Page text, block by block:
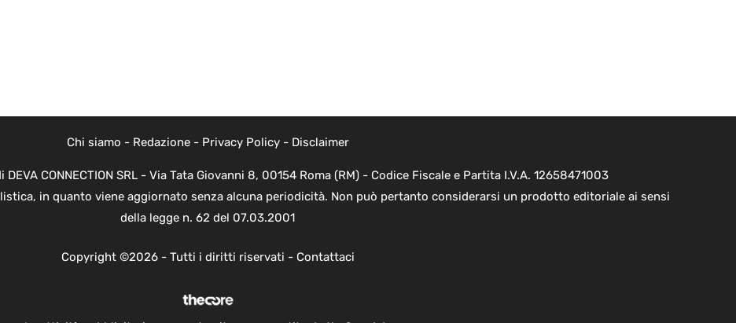
Chi siamo - Redazione- Privacy Policy- Disclaimer
CONNECTION SRL - Via Tata Giovanni 8, 00154 Roma (RM) - Codice Fiscale e Partita I.V.A. 12658471003
in quanto viene aggiornato senza alcuna periodicità. Non può pertanto considerarsi un prodotto editoriale ai sensi
della legge n. 62 del 07.03.2001
Copyright ©2026 - Tutti i diritti riservati - Contattaci